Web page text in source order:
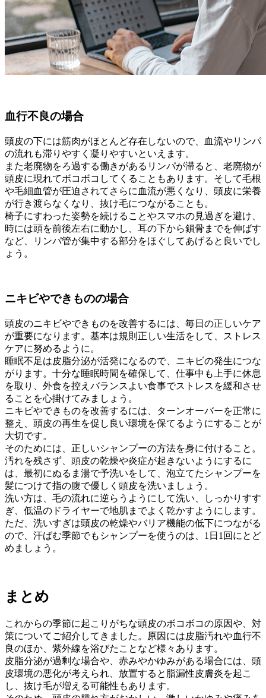
血行不良の場合
頭皮の下には筋肉がほとんど存在しないので、血流やリンパ
の流れも滞りやすく凝りやすいといえます。
また老廃物をろ過する働きがあるリンパが滞ると、老廃物が
頭皮に現れてボコボコしてくることもあります。そして毛根
や毛細血管が圧迫されてさらに血流が悪くなり、頭皮に栄養
が行き渡らなくなり、抜け毛につながることも。
椅子にすわった姿勢を続けることやスマホの見過ぎを避け、
時には頭を前後左右に動かし、耳の下から鎖骨までを伸ばす
など、リンパ管が集中する部分をほぐしてあげると良いでし
ょう。
ニキビやできものの場合
頭皮のニキビやできものを改善するには、毎日の正しいケア
が重要になります。基本は規則正しい生活をして、ストレス
ケアに努めるように。
睡眠不足は皮脂分泌が活発になるので、ニキビの発生につな
がります。十分な睡眠時間を確保して、仕事中も上手に休息
を取り、外食を控えバランスよい食事でストレスを緩和させ
ることを心掛けてみましょう。
ニキビやできものを改善するには、ターンオーバーを正常に
整え、頭皮の再生を促し良い環境を保てるようにすることが
大切です。
そのためには、正しいシャンプーの方法を身に付けること。
汚れを残さず、頭皮の乾燥や炎症が起きないようにするに
は、最初にぬるま湯で予洗いをして、泡立てたシャンプーを
髪につけて指の腹で優しく頭皮を洗いましょう。
洗い方は、毛の流れに逆らうようにして洗い、しっかりすす
ぎ、低温のドライヤーで地肌までよく乾かすようにします。
ただ、洗いすぎは頭皮の乾燥やバリア機能の低下につながる
ので、汗ばむ季節でもシャンプーを使うのは、1日1回にとど
めましょう。
まとめ
これからの季節に起こりがちな頭皮のボコボコの原因や、対
策についてご紹介してきました。原因には皮脂汚れや血行不
良のほか、紫外線を浴びたことなど様々あります。
皮脂分泌が過剰な場合や、赤みやかゆみがある場合には、頭
皮環境の悪化が考えられ、放置すると脂漏性皮膚炎を起こ
し、抜け毛が増える可能性もあります。